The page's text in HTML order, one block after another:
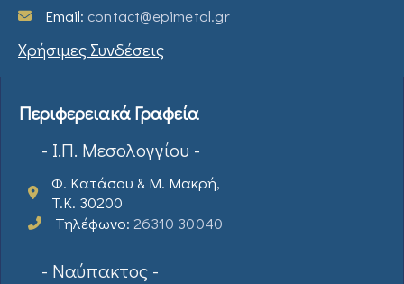
Email: contact@epimetol.gr
Χρήσιμες Συνδέσεις
Περιφερειακά Γραφεία
- Ι.Π. Μεσολογγίου -
Φ. Κατάσου & Μ. Μακρή,
T.K. 30200
Τηλέφωνο: 26310 30040
- Ναύπακτος -